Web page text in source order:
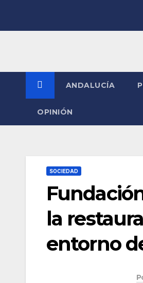
ANDALUCÍA
OPINIÓN
SOCIEDAD
la
entorno